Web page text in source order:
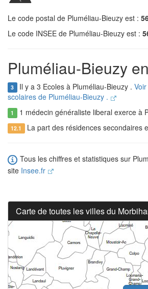
Le code postal de Pluméliau-Bieuzy est :
Le code INSEE de Pluméliau-Bieuzy est :
Pluméliau-Bieuzy
3 Il y a 3 Ecoles à Pluméliau-Bieuzy .
scolaires de Pluméliau-Bieuzy .
1 1 médecin généraliste liberal exerce à
12.1 La part des résidences secondaires
Tous les chiffres et statistiques sur
site Insee.fr
Carte de toutes les villes du